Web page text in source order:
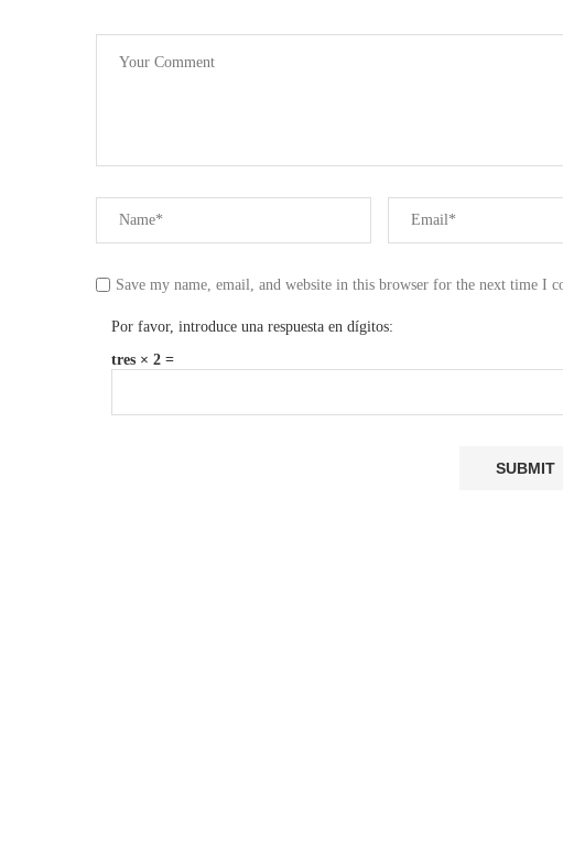
Save my name, email, and website in this browser for the next time I
Por favor, introduce una respuesta en dígitos:
tres × 2 =